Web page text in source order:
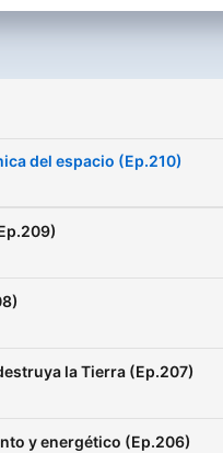
del espacio (Ep.210)
la Tierra (Ep.207)
y energético (Ep.206)